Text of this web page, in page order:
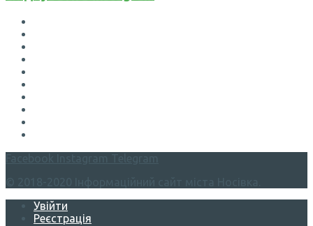
Увійти
Реєстрація